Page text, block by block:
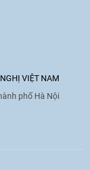
các dân tộc"
Việt Nam
VIỆT NAM
phố Hà Nội